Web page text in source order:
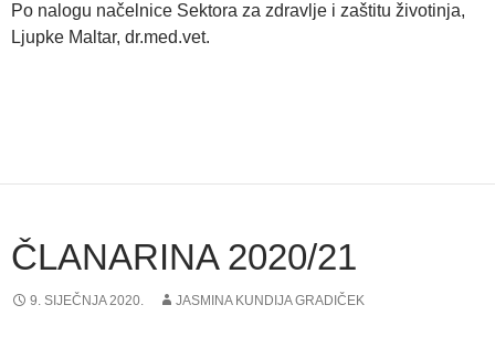
Po nalogu načelnice Sektora za zdravlje i zaštitu životinja,
Ljupke Maltar, dr.med.vet.
ČLANARINA 2020/21
9. SIJEČNJA 2020. JASMINA KUNDIJA GRADIČEK